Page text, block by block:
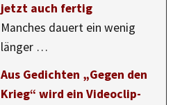
jetzt auch fertig
Manches dauert ein wenig
länger …
Aus Gedichten „Gegen den
Krieg“ wird ein Videoclip-